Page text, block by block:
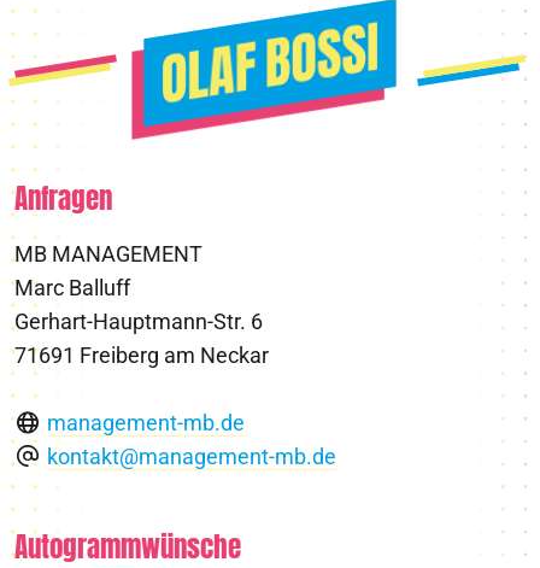
Anfragen
MB MANAGEMENT
Marc Balluff
Gerhart-Hauptmann-Str. 6
71691 Freiberg am Neckar
management-mb.de
kontakt@management-mb.de
Autogrammwünsche